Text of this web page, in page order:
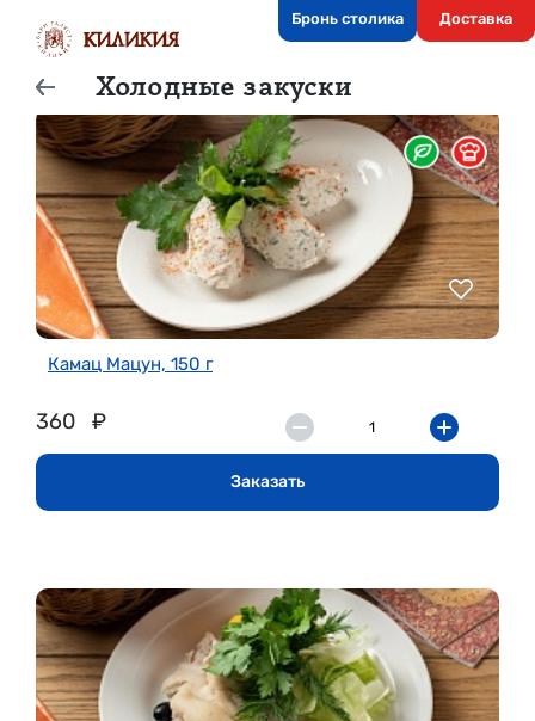
Холодные закуски
Камац Мацун, 150 г
360 ₽
Заказать
Бронь столика Доставка